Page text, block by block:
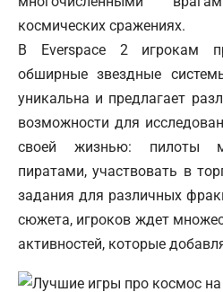
космических сражениях.
В Everspace 2 игрокам
обширные звездные
уникальна и предлагает
возможности для
своей жизнью: пилоты
пиратами, участвовать в
задания для различных
сюжета, игроков ждет
активностей, которые